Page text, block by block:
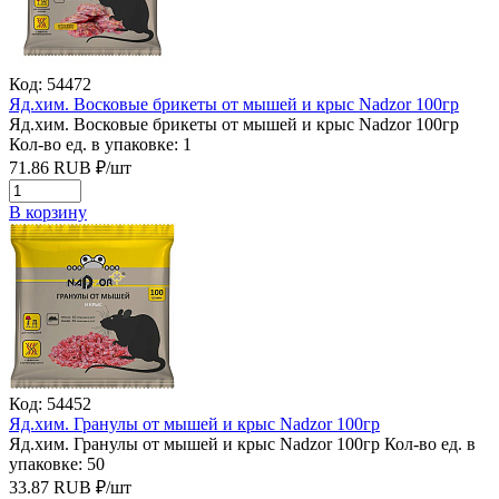
Код: 54472
Яд.хим. Восковые брикеты от мышей и крыс Nadzor 100гр
Яд.хим. Восковые брикеты от мышей и крыс Nadzor 100гр
Кол-во ед. в упаковке: 1
71.86 RUB ₽/шт
В корзину
Код: 54452
Яд.хим. Гранулы от мышей и крыс Nadzor 100гр
Яд.хим. Гранулы от мышей и крыс Nadzor 100гр Кол-во ед. в
упаковке: 50
33.87 RUB ₽/шт